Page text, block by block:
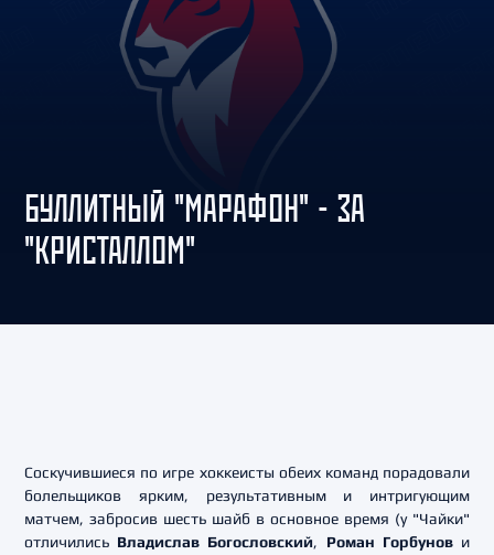
БУЛЛИТНЫЙ "МАРАФОН" - ЗА
"КРИСТАЛЛОМ"
Соскучившиеся по игре хоккеисты обеих команд порадовали
болельщиков ярким, результативным и интригующим
матчем, забросив шесть шайб в основное время (у "Чайки"
отличились Владислав Богословский, Роман Горбунови